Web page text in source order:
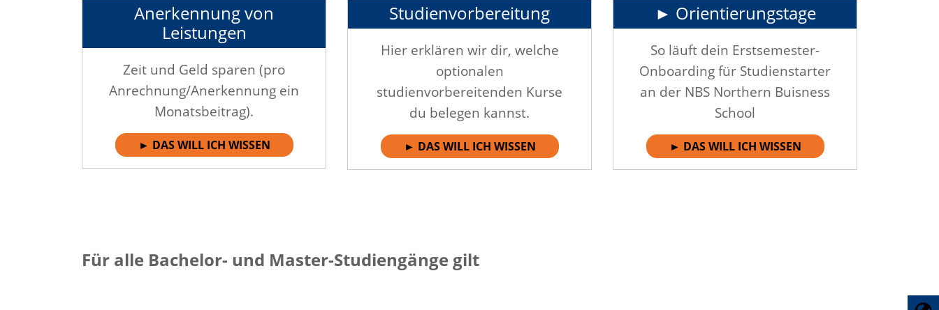
Anerkennung von
Leistungen
Zeit und Geld sparen (pro
Anrechnung/Anerkennung ein
Monatsbeitrag).
► DAS WILL ICH WISSEN
Studienvorbereitung
Hier erklären wir dir, welche
optionalen
studienvorbereitenden Kurse
du belegen kannst.
► DAS WILL ICH WISSEN
► Orientierungstage
So läuft dein Erstsemester-
Onboarding für Studienstarter
an der NBS Northern Buisness
School
► DAS WILL ICH WISSEN
Für alle Bachelor- und Master-Studiengänge gilt